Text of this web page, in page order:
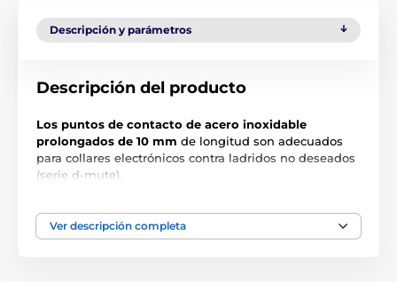
Descripción y parámetros
Descripción del producto
Los puntos de contacto de acero inoxidable
prolongados de 10 mm de longitud son adecuados
para collares electrónicos contra ladridos no deseados
(serie d-mute).
perro de pelo corto.
Ver descripción completa